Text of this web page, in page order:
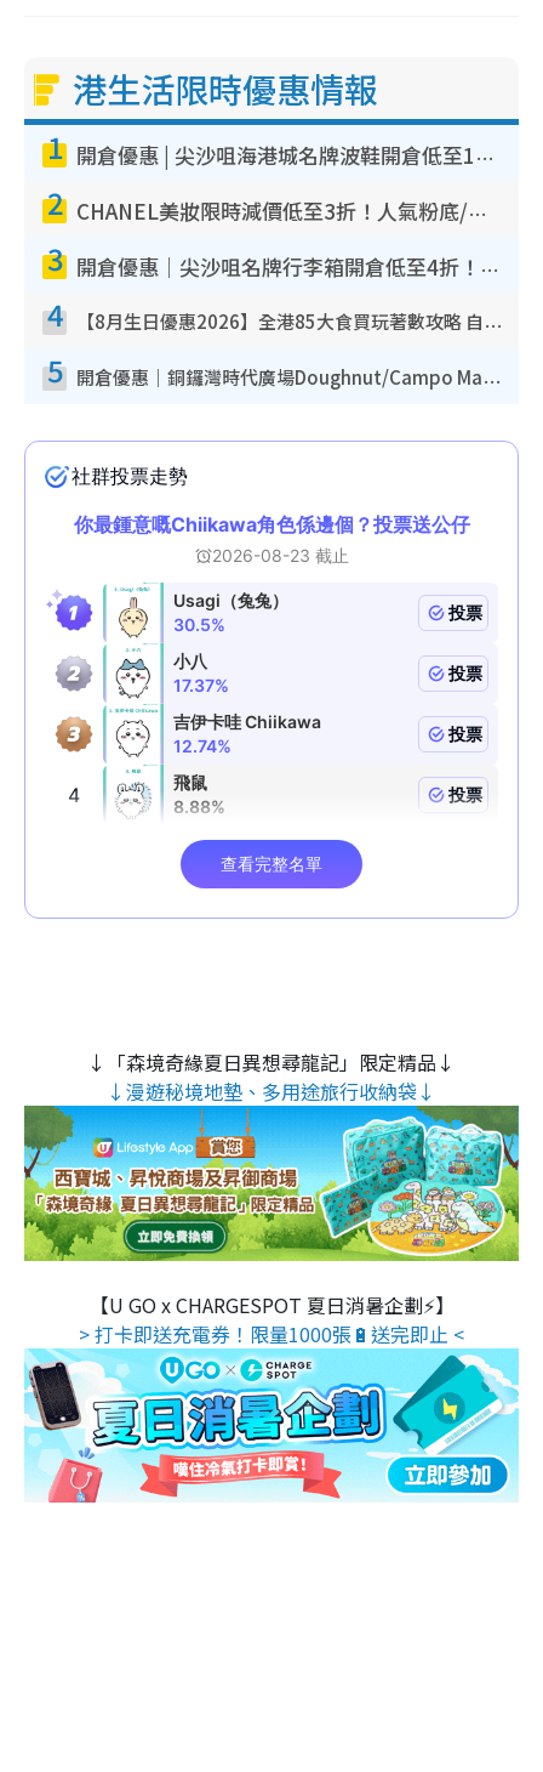
港生活限時優惠情報
1 開倉優惠 | 尖沙咀海港城名牌波鞋開倉低至1折！On鞋$899起／Joy&Peace鞋履$98起
2 CHANEL美妝限時減價低至3折！人氣粉底/唇膏/精華液低至$275！COCO香水都有平
3 開倉優惠｜尖沙咀名牌行李箱開倉低至4折！一連5日 American Tourister/ace./Hallmark $200起！
4 【8月生日優惠2026】全港85大食買玩著數攻略 自助餐/火鍋放題同行免費＋誠品/DONKI送現金券
5 開倉優惠｜銅鑼灣時代廣場Doughnut/Campo Marzio開倉低至1折！背囊、書包、手袋劈價$200起
↓「森境奇緣夏日異想尋龍記」限定精品↓
↓漫遊秘境地墊、多用途旅行收納袋↓
【U GO x CHARGESPOT 夏日消暑企劃⚡】
> 打卡即送充電券！限量1000張🔋送完即止 <